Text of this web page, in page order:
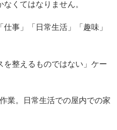
くてはなりません。
事」「日常生活」「趣味」
を整えるものではない」ケー
業。日常生活での屋内での家